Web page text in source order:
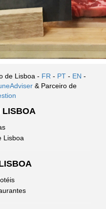
de Lisboa - FR - PT - EN -
& Parceiro de
LISBOA
Lisboa